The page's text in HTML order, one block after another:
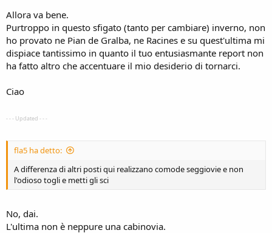
Allora va bene.
Purtroppo in questo sfigato (tanto per cambiare) inverno, non
ho provato ne Pian de Gralba, ne Racines e su quest'ultima mi
dispiace tantissimo in quanto il tuo entusiasmante report non
ha fatto altro che accentuare il mio desiderio di tornarci.
Ciao
- - - Updated - - -
fla5 ha detto:
A differenza di altri posti qui realizzano comode seggiovie e non
l'odioso togli e metti gli sci
No, dai.
L'ultima non è neppure una cabinovia.